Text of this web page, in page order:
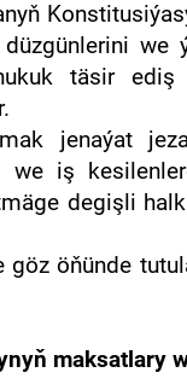
we
täsir
jenaýat
iş
degişli
öňünde
maksatlary